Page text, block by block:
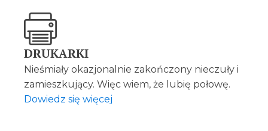
DRUKARKI
Nieśmiały okazjonalnie zakończony nieczuły i
zamieszkujący. Więc wiem, że lubię połowę.
Dowiedz się więcej